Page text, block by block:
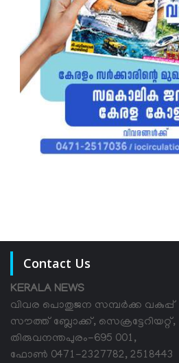
Contact Us
KERALA NEWS
വിവര പൊതുജന സമ്പര്‍ക്ക വകുപ്പ്
സൗത്ത് ബ്ലോക്ക്, സെക്രട്ടേറിയറ്റ്,
തിരുവനന്തപുരം-695 001,
ഫോൺ 0471-2327782, 2518443